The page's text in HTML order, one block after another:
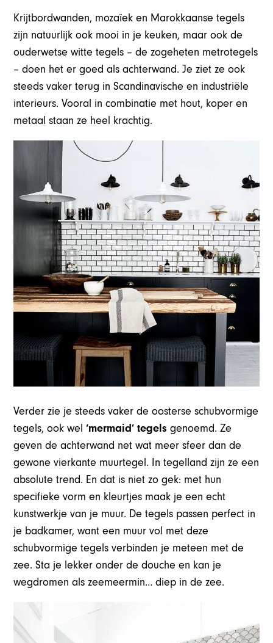
Krijtbordwanden, mozaïek en Marokkaanse tegels
zijn natuurlijk ook mooi in je keuken, maar ook de
ouderwetse witte tegels – de zogeheten metrotegels
– doen het er goed als achterwand. Je ziet ze ook
steeds vaker terug in Scandinavische en industriële
interieurs. Vooral in combinatie met hout, koper en
metaal staan ze heel krachtig.
Verder zie je steeds vaker de oosterse schubvormige
tegels, ook wel‘mermaid’ tegels genoemd. Ze
geven de achterwand net wat meer sfeer dan de
gewone vierkante muurtegel. In tegelland zijn ze een
absolute trend. En dat is niet zo gek: met hun
specifieke vorm en kleurtjes maak je een echt
kunstwerkje van je muur. De tegels passen perfect in
je badkamer, want een muur vol met deze
schubvormige tegels verbinden je meteen met de
zee. Sta je lekker onder de douche en kan je
wegdromen als zeemeermin… diep in de zee.